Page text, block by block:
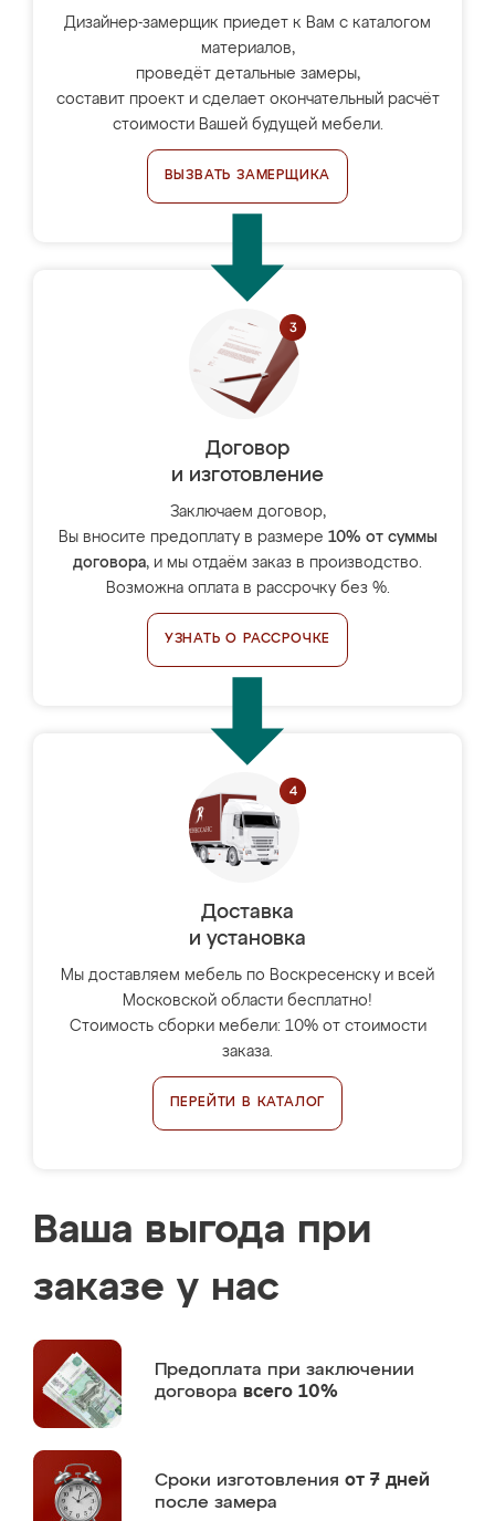
Дизайнер-замерщик приедет к Вам с каталогом
материалов,
проведёт детальные замеры,
составит проект и сделает окончательный расчёт
стоимости Вашей будущей мебели.
ВЫЗВАТЬ ЗАМЕРЩИКА
Договор
и изготовление
Заключаем договор,
Вы вносите предоплату в размере 10% от суммы
договора, и мы отдаём заказ в производство.
Возможна оплата в рассрочку без %.
УЗНАТЬ О РАССРОЧКЕ
Доставка
и установка
Мы доставляем мебель по Воскресенску и всей
Московской области бесплатно!
Стоимость сборки мебели: 10% от стоимости
заказа.
ПЕРЕЙТИ В КАТАЛОГ
Ваша выгода при
заказе у нас
Предоплата при заключении
договора всего 10%
Сроки изготовления от 7 дней
после замера